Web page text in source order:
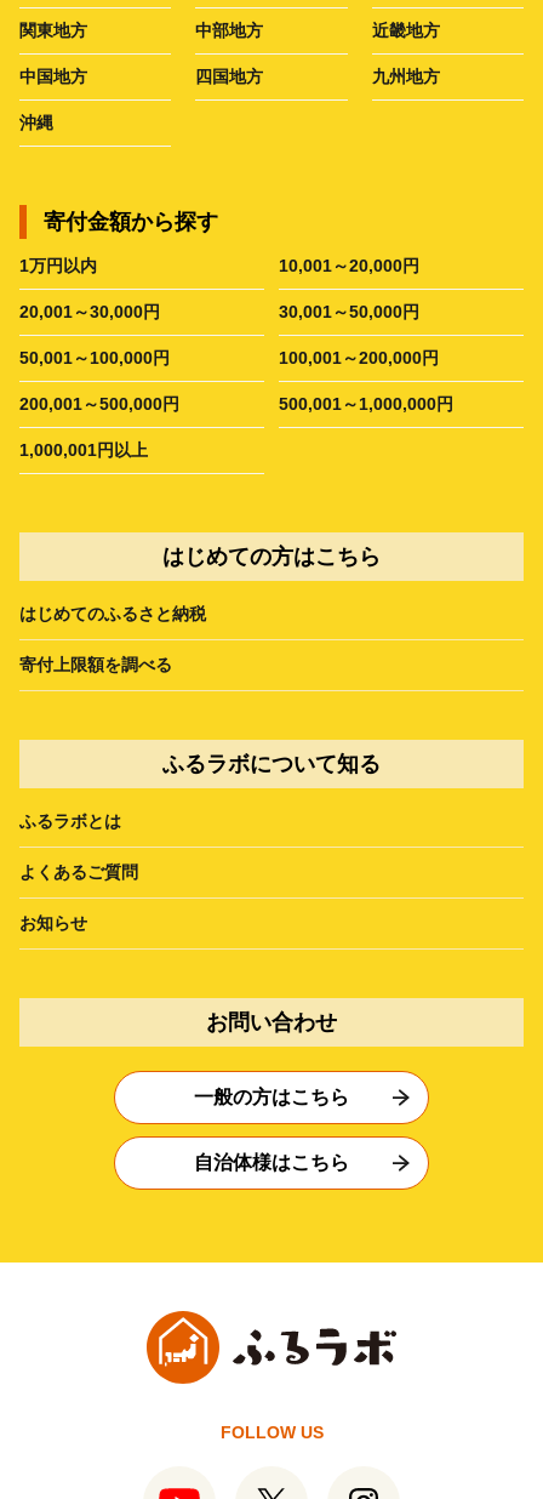
関東地方 中部地方 近畿地方
中国地方 四国地方 九州地方
沖縄
寄付金額から探す
1万円以内 10,001～20,000円
20,001～30,000円 30,001～50,000円
50,001～100,000円 100,001～200,000円
200,001～500,000円 500,001～1,000,000円
1,000,001円以上
はじめての方はこちら
はじめてのふるさと納税
寄付上限額を調べる
ふるラボについて知る
ふるラボとは
よくあるご質問
お知らせ
お問い合わせ
一般の方はこちら
自治体様はこちら
FOLLOW US